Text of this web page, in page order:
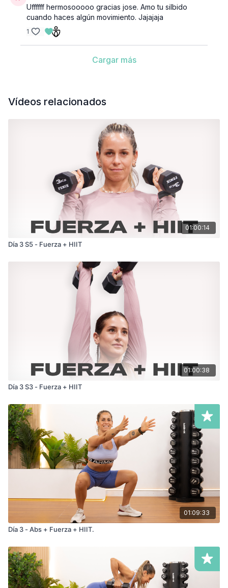
Uffffff hermosooooo gracias jose. Amo tu silbido
cuando haces algún movimiento. Jajajaja
1
Cargar más
Vídeos relacionados
01:00:14
Día 3 S5 - Fuerza + HIIT
01:00:38
Día 3 S3 - Fuerza + HIIT
01:09:33
Día 3 - Abs + Fuerza + HIIT.